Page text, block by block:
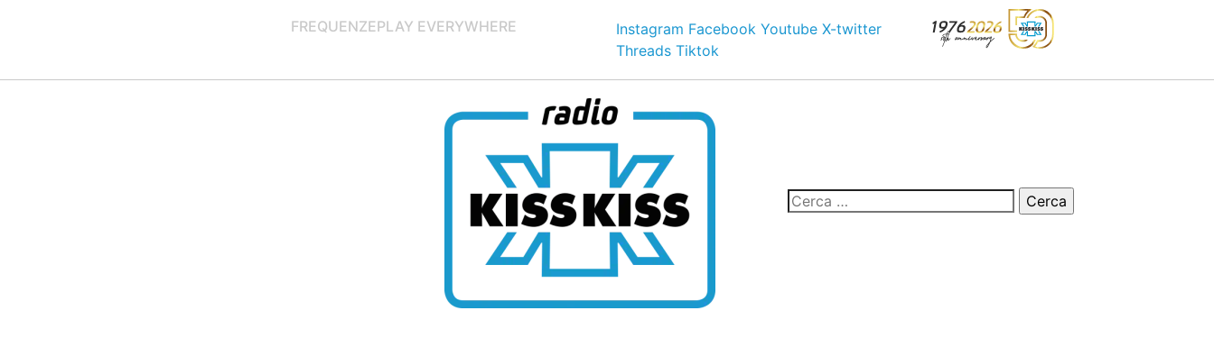
FREQUENZEPLAY EVERYWHERE Instagram Facebook Youtube X-twitter
Threads Tiktok